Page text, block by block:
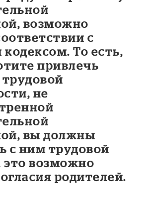
возможно
с
То есть,
привлечь
не
вы должны
с ним трудовой
это возможно
родителей.